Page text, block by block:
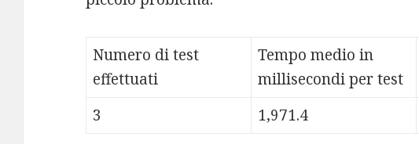
Numero di test
effettuati
Tempo medio in
millisecondi per test
3 1,971.4